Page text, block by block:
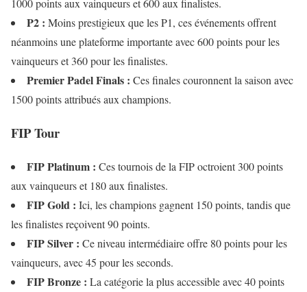
1000 points aux vainqueurs et 600 aux finalistes.
P2 : Moins prestigieux que les P1, ces événements offrent
néanmoins une plateforme importante avec 600 points pour les
vainqueurs et 360 pour les finalistes.
Premier Padel Finals : Ces finales couronnent la saison avec
1500 points attribués aux champions.
FIP Tour
FIP Platinum : Ces tournois de la FIP octroient 300 points
aux vainqueurs et 180 aux finalistes.
FIP Gold : Ici, les champions gagnent 150 points, tandis que
les finalistes reçoivent 90 points.
FIP Silver : Ce niveau intermédiaire offre 80 points pour les
vainqueurs, avec 45 pour les seconds.
FIP Bronze : La catégorie la plus accessible avec 40 points